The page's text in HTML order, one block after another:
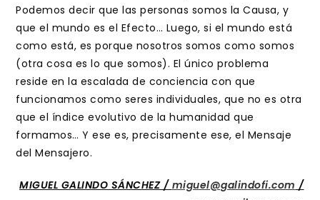
Podemos decir que las personas somos la Causa, y
que el mundo es el Efecto… Luego, si el mundo está
como está, es porque nosotros somos como somos
(otra cosa es lo que somos). El único problema
reside en la escalada de conciencia con que
funcionamos como seres individuales, que no es otra
que el índice evolutivo de la humanidad que
formamos… Y ese es, precisamente ese, el Mensaje
del Mensajero.
MIGUEL GALINDO SÁNCHEZ / miguel@galindofi.com /